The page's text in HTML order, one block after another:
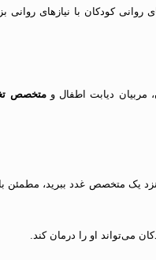
کودکان با نیازهای روانی
مربیان دیابت اطفال ومتخصص
یک متخصص غدد ببرید، مطمئن
می‌تواند او را درمان کند.